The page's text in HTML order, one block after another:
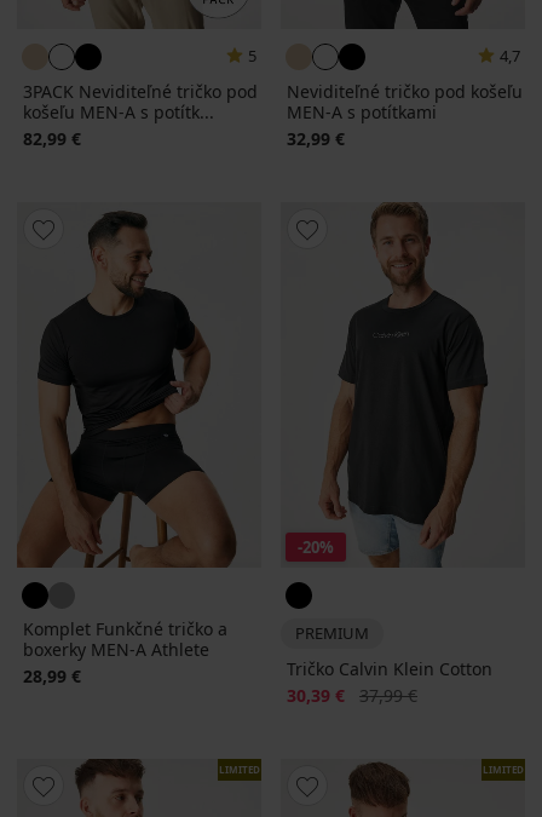
5
3PACK Neviditeľné tričko pod
košeľu MEN-A s potítk...
82,99 €
4,7
Neviditeľné tričko pod košeľu
MEN-A s potítkami
32,99 €
Komplet Funkčné tričko a
boxerky MEN-A Athlete
28,99 €
-20%
PREMIUM
Tričko Calvin Klein Cotton
Zľava
30,39 € Pôvodná cena
37,99 €
LIMITED LIMITED